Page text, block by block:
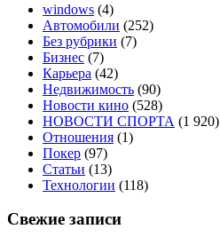
windows (4)
Автомобили (252)
Без рубрики (7)
Бизнес (7)
Карьера (42)
Недвижимость (90)
Новости кино (528)
НОВОСТИ СПОРТА (1 920)
Отношения (1)
Покер (97)
Статьи (13)
Технологии (118)
Свежие записи